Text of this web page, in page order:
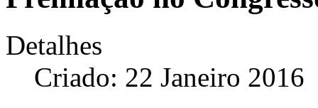
Detalhes
Criado: 22 Janeiro 2016